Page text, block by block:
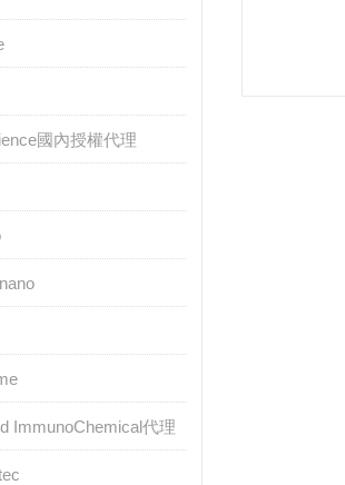
國內授權代理
ImmunoChemical代理